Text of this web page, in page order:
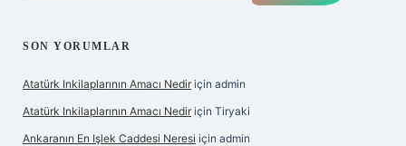
SON YORUMLAR
Atatürk Inkilaplarının Amacı Nedir için admin
Atatürk Inkilaplarının Amacı Nedir için Tiryaki
Ankaranın En Işlek Caddesi Neresi için admin